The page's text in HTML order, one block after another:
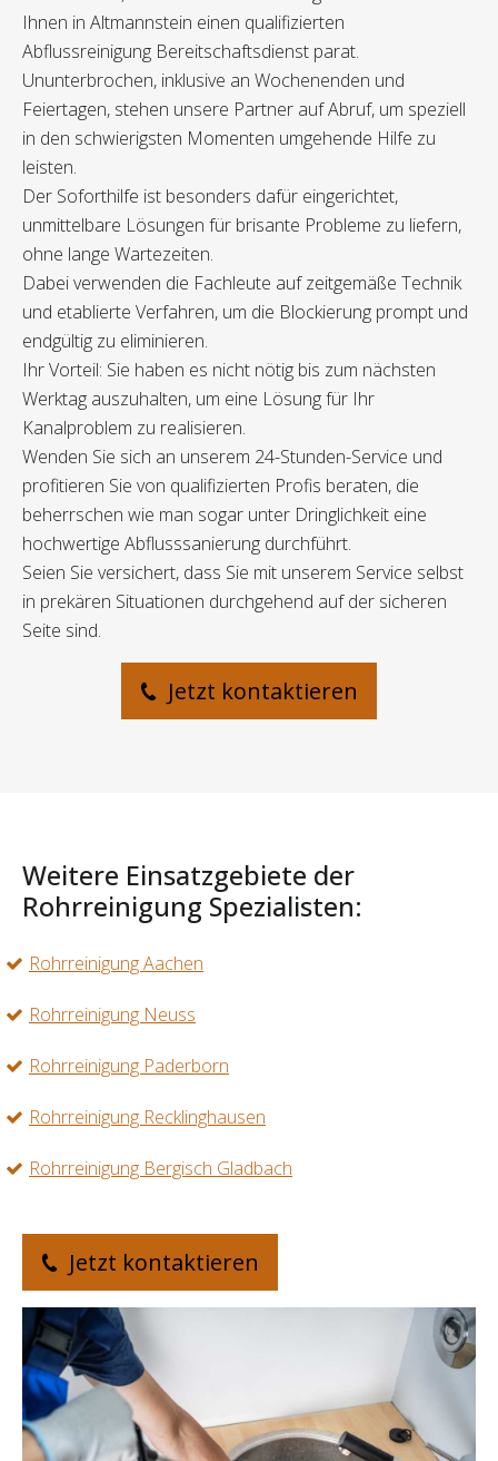
Ihnen in Altmannstein einen qualifizierten
Abflussreinigung Bereitschaftsdienst parat.
Ununterbrochen, inklusive an Wochenenden und
Feiertagen, stehen unsere Partner auf Abruf, um speziell
in den schwierigsten Momenten umgehende Hilfe zu
leisten.
Der Soforthilfe ist besonders dafür eingerichtet,
unmittelbare Lösungen für brisante Probleme zu liefern,
ohne lange Wartezeiten.
Dabei verwenden die Fachleute auf zeitgemäße Technik
und etablierte Verfahren, um die Blockierung prompt und
endgültig zu eliminieren.
Ihr Vorteil: Sie haben es nicht nötig bis zum nächsten
Werktag auszuhalten, um eine Lösung für Ihr
Kanalproblem zu realisieren.
Wenden Sie sich an unserem 24-Stunden-Service und
profitieren Sie von qualifizierten Profis beraten, die
beherrschen wie man sogar unter Dringlichkeit eine
hochwertige Abflusssanierung durchführt.
Seien Sie versichert, dass Sie mit unserem Service selbst
in prekären Situationen durchgehend auf der sicheren
Seite sind.
Jetzt kontaktieren
Weitere Einsatzgebiete der
Rohrreinigung Spezialisten:
Rohrreinigung Aachen
Rohrreinigung Neuss
Rohrreinigung Paderborn
Rohrreinigung Recklinghausen
Rohrreinigung Bergisch Gladbach
Jetzt kontaktieren